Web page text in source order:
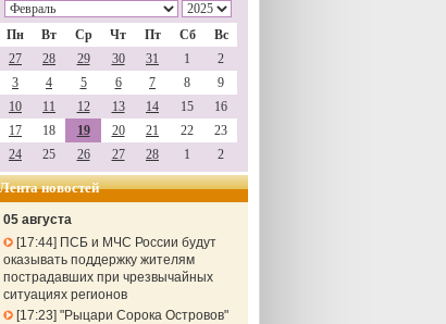
Пн Вт Ср Чт Пт Сб
Вс
27
28 29 30 31 1
2
3
4 5 6 7 8
9
10
11 12 13 14 15
16
17
18 19 20 21 22
23
24
25 26 27 28 1 2
новостей
05 августа
17:44 ПСБ и МЧС России будут
оказывать поддержку жителям
пострадавших при чрезвычайных
ситуациях регионов
17:23 "Рыцари Сорока Островов"